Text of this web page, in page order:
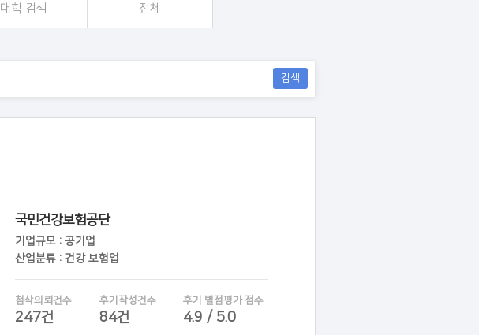
대학 검색 전체
검색
국민건강보험공단
기업규모 : 공기업
산업분류 : 건강 보험업
첨삭의뢰건수
247건
후기작성건수
84건
후기 별점평가 점수
4.9 / 5.0